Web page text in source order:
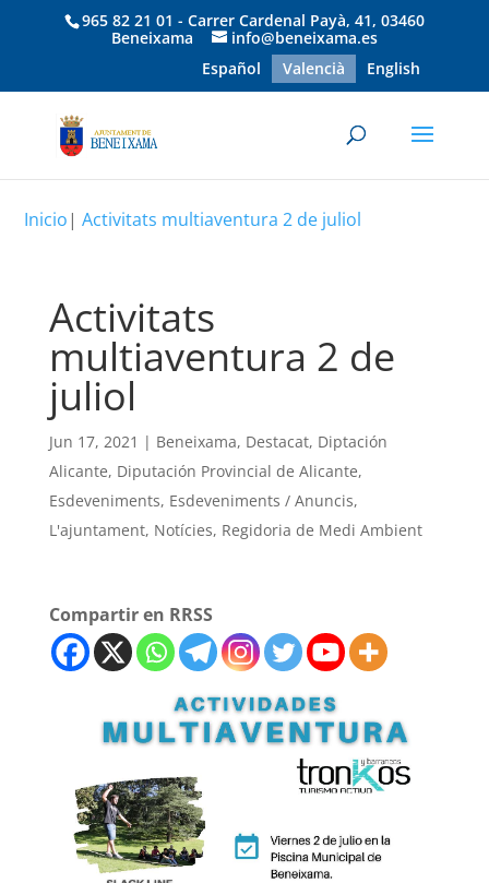
965 82 21 01 - Carrer Cardenal Payà, 41, 03460
Beneixama
info@beneixama.es
Español
Valencià English
Inicio|Activitats multiaventura 2 de juliol
Activitats
multiaventura 2 de
juliol
Jun 17, 2021 | Beneixama, Destacat, Diptación
Alicante, Diputación Provincial de Alicante,
Esdeveniments, Esdeveniments / Anuncis,
L'ajuntament, Notícies, Regidoria de Medi Ambient
Compartir en RRSS